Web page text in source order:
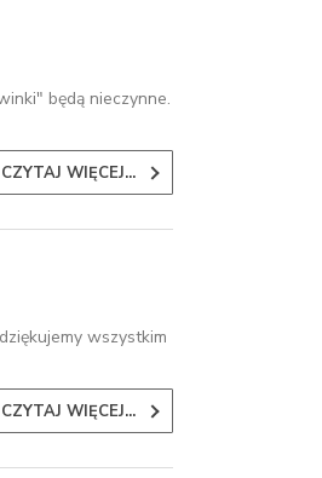
będą nieczynne.
CZYTAJ WIĘCEJ...
wszystkim
CZYTAJ WIĘCEJ...